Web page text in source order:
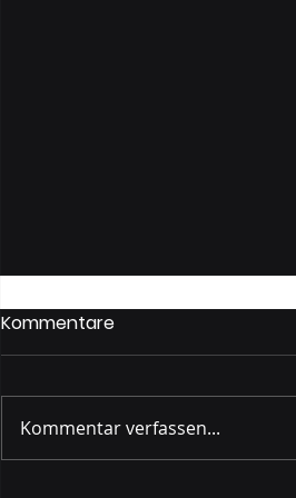
Kommentare
Kommentar verfassen...